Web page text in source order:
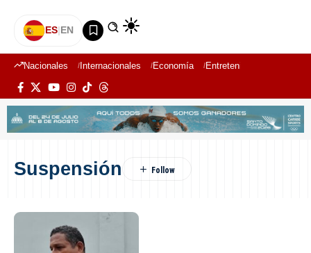
ES|EN
Nacionales Internacionales Economía Entretenimiento
Suspensión